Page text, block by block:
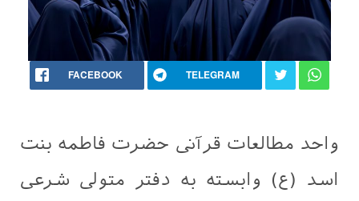
FACEBOOK TELEGRAM
واحد مطالعات قرآنی حضرت فاطمه بنت
اسد (ع) وابسته به دفتر متولی شرعی